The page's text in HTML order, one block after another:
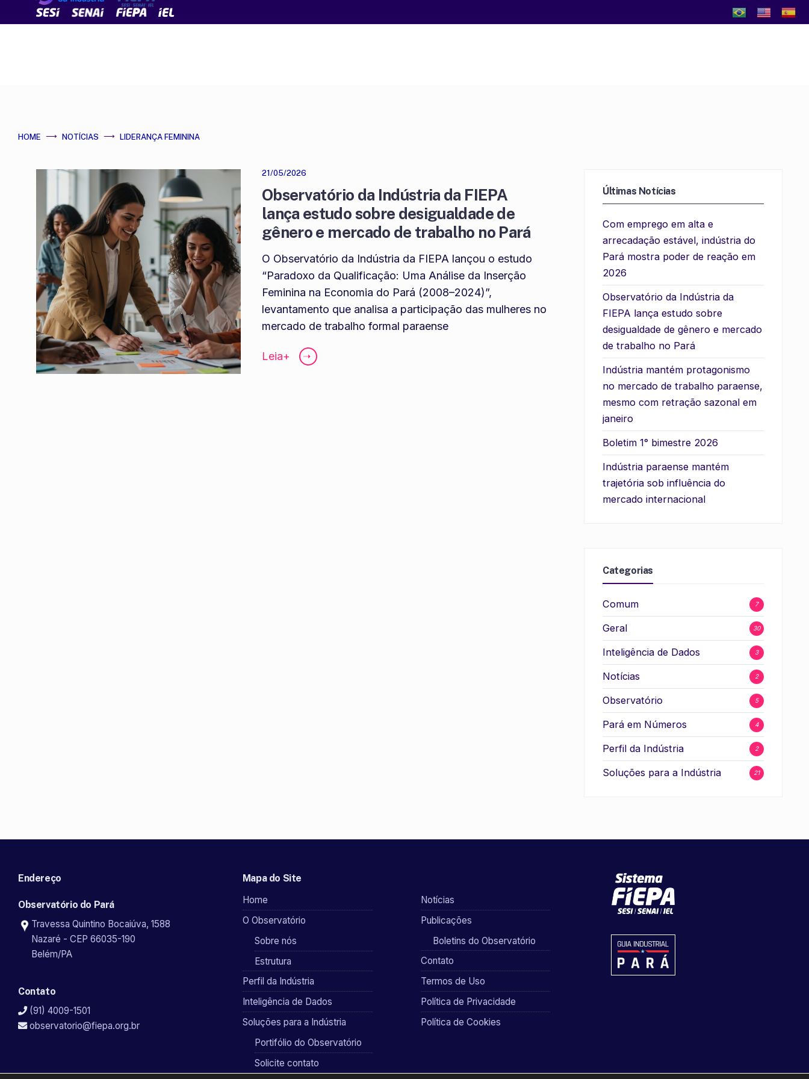
HOME NOTÍCIAS LIDERANÇA FEMININA
21/05/2026
Observatório da Indústria da FIEPA
lança estudo sobre desigualdade de
gênero e mercado de trabalho no Pará
O Observatório da Indústria da FIEPA lançou o estudo
“Paradoxo da Qualificação: Uma Análise da Inserção
Feminina na Economia do Pará (2008–2024)”,
levantamento que analisa a participação das mulheres no
mercado de trabalho formal paraense
Leia+ ➝
Últimas Notícias
Com emprego em alta e
arrecadação estável, indústria do
Pará mostra poder de reação em
2026
Observatório da Indústria da
FIEPA lança estudo sobre
desigualdade de gênero e mercado
de trabalho no Pará
Indústria mantém protagonismo
no mercado de trabalho paraense,
mesmo com retração sazonal em
janeiro
Boletim 1° bimestre 2026
Indústria paraense mantém
trajetória sob influência do
mercado internacional
Categorias
Comum 7
Geral 30
Inteligência de Dados 3
Notícias 2
Observatório 5
Pará em Números 4
Perfil da Indústria 2
Soluções para a Indústria 21
Endereço
Observatório do Pará
Travessa Quintino Bocaiúva, 1588
Nazaré - CEP 66035-190
Belém/PA
Contato
(91) 4009-1501
observatorio@fiepa.org.br
Mapa do Site
Home
O Observatório
Sobre nós
Estrutura
Perfil da Indústria
Inteligência de Dados
Soluções para a Indústria
Portifólio do Observatório
Solicite contato
Notícias
Publicações
Boletins do Observatório
Contato
Termos de Uso
Política de Privacidade
Política de Cookies